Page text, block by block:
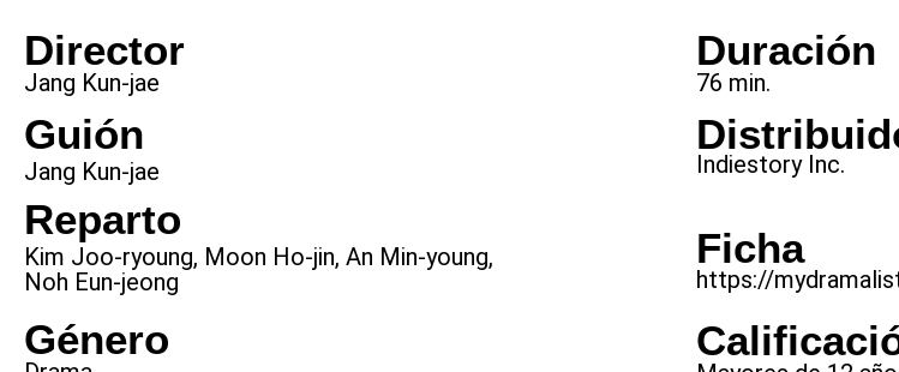
Director
Jang Kun-jae
Guión
Jang Kun-jae
Reparto
Kim Joo-ryoung, Moon Ho-jin, An Min-young,
Noh Eun-jeong
Género
Duración
76 min.
Indiestory Inc.
Ficha
https://